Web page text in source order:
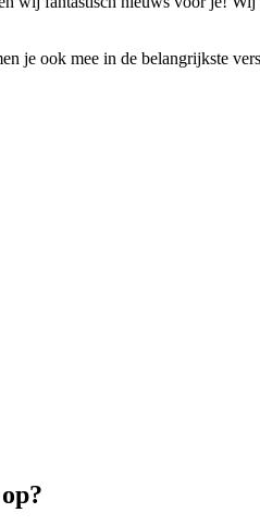
je ook mee in de belangrijkste